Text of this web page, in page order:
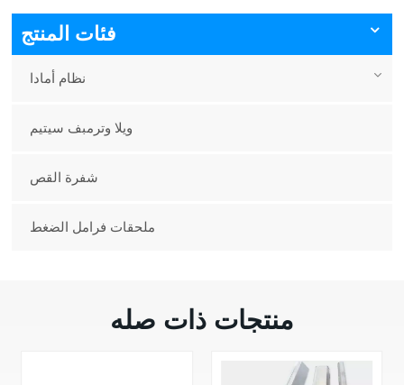
فئات المنتج
نظام أمادا
ويلا وترمبف سيتيم
شفرة القص
ملحقات فرامل الضغط
منتجات ذات صله